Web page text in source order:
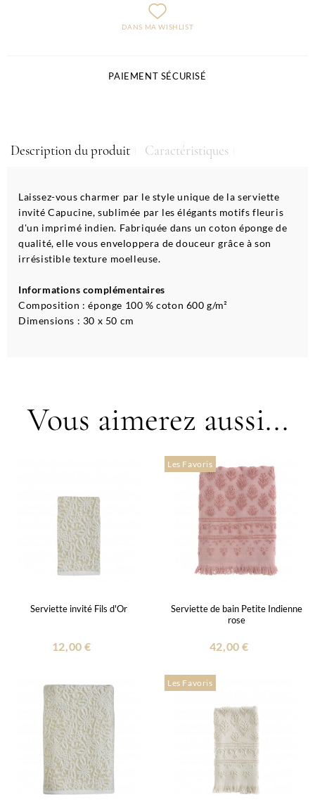
DANS MA WISHLIST
PAIEMENT SÉCURISÉ
Description du produit Caractéristiques
Laissez-vous charmer par le style unique de la serviette
invité Capucine, sublimée par les élégants motifs fleuris
d'un imprimé indien. Fabriquée dans un coton éponge de
qualité, elle vous enveloppera de douceur grâce à son
irrésistible texture moelleuse.
Informations complémentaires
Composition : éponge 100 % coton 600 g/m²
Dimensions : 30 x 50 cm
Vous aimerez aussi...
Serviette invité Fils d'Or
12,00 €
Les Favoris
Serviette de bain Petite Indienne
rose
42,00 €
Les Favoris